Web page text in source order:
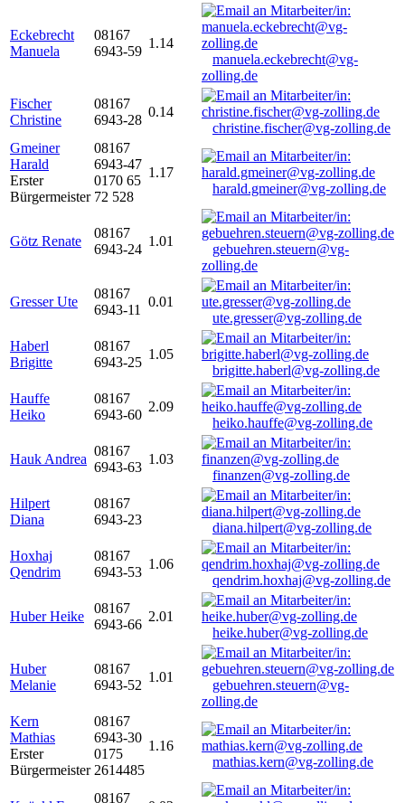
Eckebrecht
Manuela
08167
6943-59
1.14
manuela.eckebrecht@vg-
zolling.de
Fischer
Christine
08167
6943-28
0.14
christine.fischer@vg-zolling.de
Gmeiner
Harald
Erster
Bürgermeister
08167
6943-47
0170 65
72 528
1.17
harald.gmeiner@vg-zolling.de
Götz Renate
08167
6943-24
1.01
gebuehren.steuern@vg-
zolling.de
Gresser Ute
08167
6943-11
0.01
ute.gresser@vg-zolling.de
Haberl
Brigitte
08167
6943-25
1.05
brigitte.haberl@vg-zolling.de
Hauffe
Heiko
08167
6943-60
2.09
heiko.hauffe@vg-zolling.de
Hauk Andrea
08167
6943-63
1.03
finanzen@vg-zolling.de
Hilpert
Diana
08167
6943-23
diana.hilpert@vg-zolling.de
Hoxhaj
Qendrim
08167
6943-53
1.06
qendrim.hoxhaj@vg-zolling.de
Huber Heike
08167
6943-66
2.01
heike.huber@vg-zolling.de
Huber
Melanie
08167
6943-52
1.01
gebuehren.steuern@vg-
zolling.de
Kern
Mathias
Erster
Bürgermeister
08167
6943-30
0175
2614485
1.16
mathias.kern@vg-zolling.de
08167